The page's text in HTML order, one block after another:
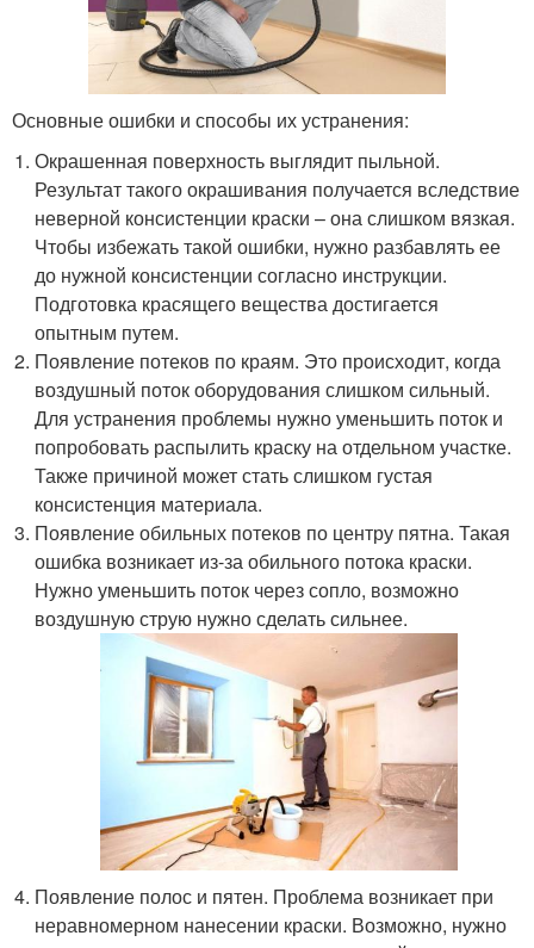
Основные ошибки и способы их устранения:
Окрашенная поверхность выглядит пыльной.
Результат такого окрашивания получается вследствие
неверной консистенции краски – она слишком вязкая.
Чтобы избежать такой ошибки, нужно разбавлять ее
до нужной консистенции согласно инструкции.
Подготовка красящего вещества достигается
опытным путем.
Появление потеков по краям. Это происходит, когда
воздушный поток оборудования слишком сильный.
Для устранения проблемы нужно уменьшить поток и
попробовать распылить краску на отдельном участке.
Также причиной может стать слишком густая
консистенция материала.
Появление обильных потеков по центру пятна. Такая
ошибка возникает из-за обильного потока краски.
Нужно уменьшить поток через сопло, возможно
воздушную струю нужно сделать сильнее.
Появление полос и пятен. Проблема возникает при
неравномерном нанесении краски. Возможно, нужно